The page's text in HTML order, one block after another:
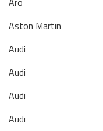
Aston Martin
Audi
Audi
Audi
Audi